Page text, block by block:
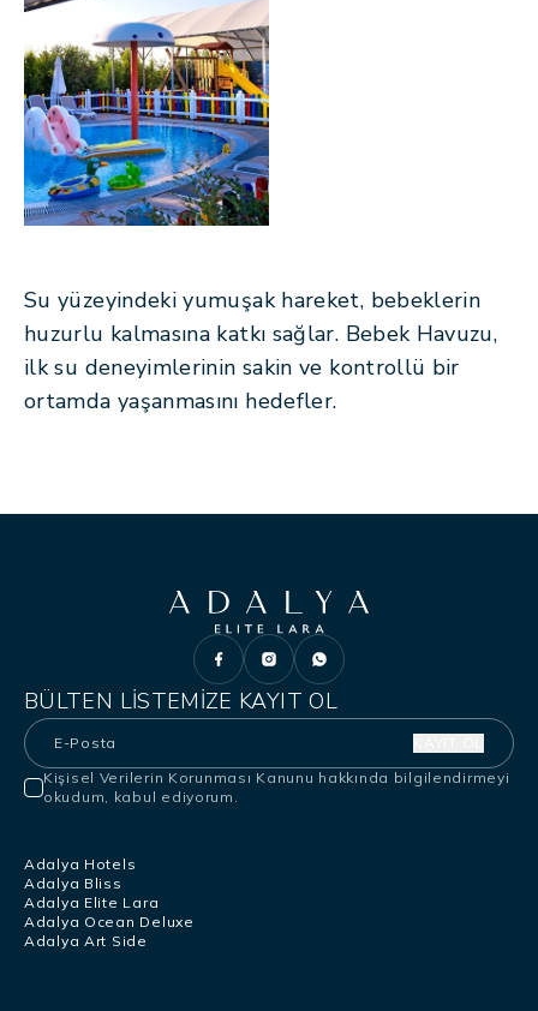
Su yüzeyindeki yumuşak hareket, bebeklerin
huzurlu kalmasına katkı sağlar. Bebek Havuzu,
ilk su deneyimlerinin sakin ve kontrollü bir
ortamda yaşanmasını hedefler.
BÜLTEN LISTEMIZE KAYIT OL
Kişisel Verilerin Korunması Kanunu hakkında bilgilendirmeyi
okudum, kabul ediyorum.
Adalya Hotels
Adalya Bliss
Adalya Elite Lara
Adalya Ocean Deluxe
Adalya Art Side